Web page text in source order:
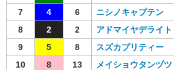
7
4 6 ニシノキャプテン
8
2 2 アドマイヤデライト
9
5 8 スズカプリティー
10
8 13 メイショウタンヅツ